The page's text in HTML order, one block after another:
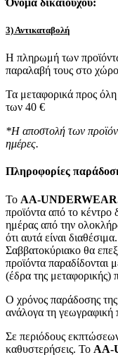
3) Αντικαταβολή
Η πληρωμή των
παραλαβή τους στο
Τα μεταφορικά προς
των 40 €
*Η αποστολή των
ημέρες.
Πληροφορίες
To AA-
προϊόντα από το κέντρο
ημέρας από την
ότι αυτά είναι
Σαββατοκύριακο θα
προϊόντα παραδίδονται
(έδρα της μεταφορικής)
Ο χρόνος παράδοσης της
ανάλογα τη γεωγραφική
Σε περιόδους
καθυστερήσεις. Το AA-